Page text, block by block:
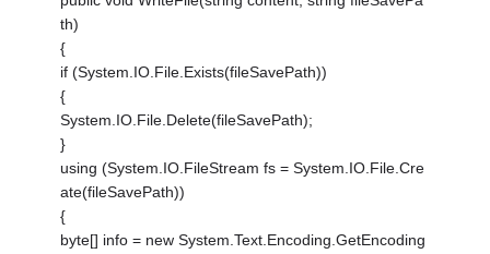
th)
{
if (System.IO.File.Exists(fileSavePath))
{
System.IO.File.Delete(fileSavePath);
}
using (System.IO.FileStream fs = System.IO.File.Cre
ate(fileSavePath))
{
byte[] info = new System.Text.Encoding.GetEncoding